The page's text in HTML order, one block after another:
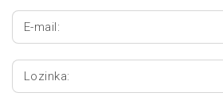
E-mail:
Lozinka: